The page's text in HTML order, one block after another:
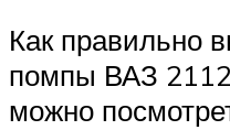
Как правильно
помпы ВАЗ
можно